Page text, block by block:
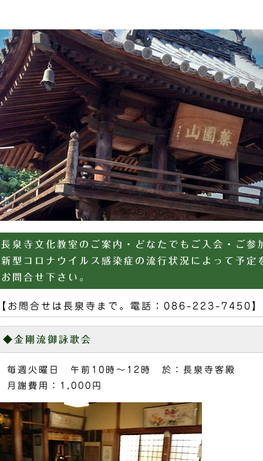
長泉寺文化教室のご案内・どなたでもご入会・ご参
新型コロナウイルス感染症の流行状況によって予定
お問合せ下さい。
【お問合せは長泉寺まで。電話：086-223-7450】
◆金剛流御詠歌会
毎週火曜日 午前10時～12時 於：長泉寺客殿
月謝費用：1,000円